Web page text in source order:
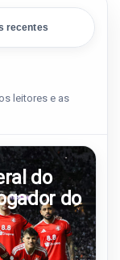
recentes
leitores e as
do
do